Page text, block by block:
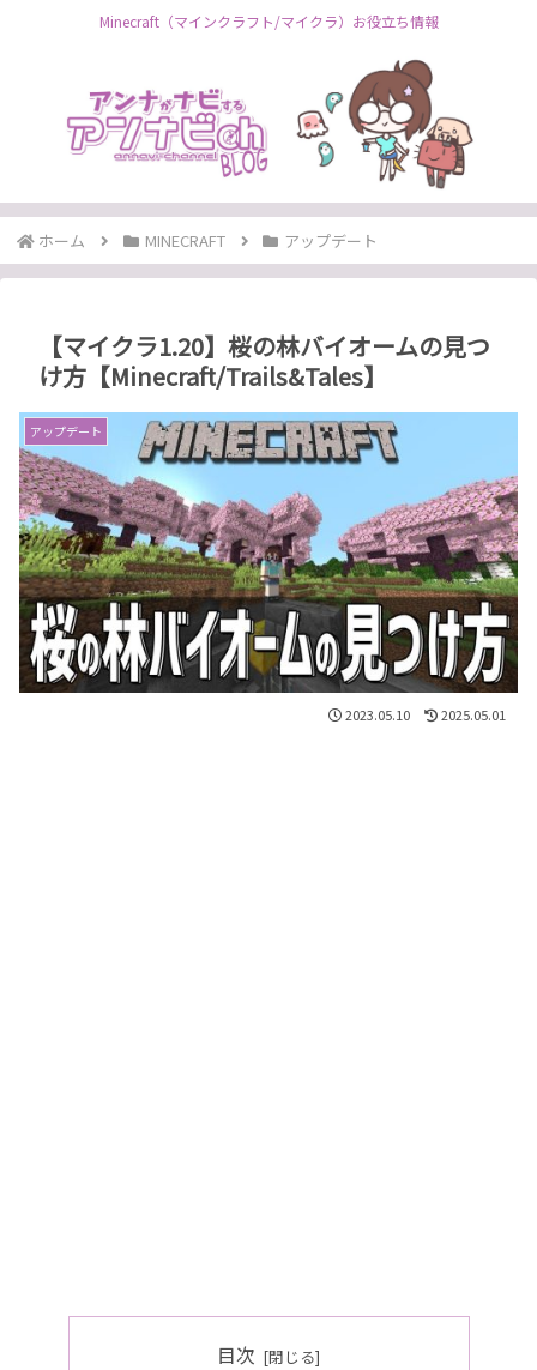
Minecraft（マインクラフト/マイクラ）お役立ち情報
ホーム MINECRAFT アップデート
【マイクラ1.20】桜の林バイオームの見つ
け方【Minecraft/Trails&Tales】
アップデート
2023.05.10 2025.05.01
目次